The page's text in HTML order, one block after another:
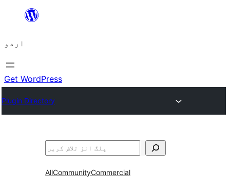
چھوڑیں
پر
جائیں
اردو
Get WordPress
Plugin Directory
تلاش
AllCommunityCommercial